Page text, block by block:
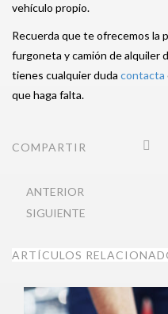
vehículo propio.
Recuerda que te ofrecemos la
furgoneta y camión de alquiler
tienes cualquier duda contacta
que haga falta.
COMPARTIR
ANTERIOR
SIGUIENTE
ARTÍCULOS